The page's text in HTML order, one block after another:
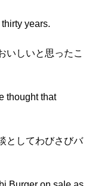
years.
いしいと思ったこ
thought that
としてわびさびバ